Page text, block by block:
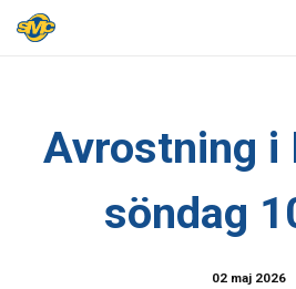
Avrostning i
söndag
02 maj 2026